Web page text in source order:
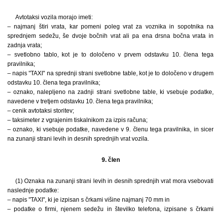
Avtotaksi vozila morajo imeti:
– najmanj štiri vrata, kar pomeni poleg vrat za voznika in sopotnika na
sprednjem sedežu, še dvoje bočnih vrat ali pa ena drsna bočna vrata in
zadnja vrata;
– svetlobno tablo, kot je to določeno v prvem odstavku 10. člena tega
pravilnika;
– napis "TAXI" na sprednji strani svetlobne table, kot je to določeno v drugem
odstavku 10. člena tega pravilnika;
– oznako, nalepljeno na zadnji strani svetlobne table, ki vsebuje podatke,
navedene v tretjem odstavku 10. člena tega pravilnika;
– cenik avtotaksi storitev;
– taksimeter z vgrajenim tiskalnikom za izpis računa;
– oznako, ki vsebuje podatke, navedene v 9. členu tega pravilnika, in sicer
na zunanji strani levih in desnih sprednjih vrat vozila.
9. člen
(1) Oznaka na zunanji strani levih in desnih sprednjih vrat mora vsebovati
naslednje podatke:
– napis "TAXI", ki je izpisan s črkami višine najmanj 70 mm in
– podatke o firmi, njenem sedežu in številko telefona, izpisane s črkami